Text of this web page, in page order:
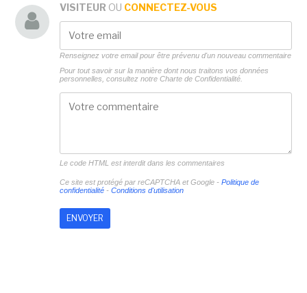
VISITEUR OU CONNECTEZ-VOUS
Renseignez votre email pour être prévenu d'un nouveau commentaire
Pour tout savoir sur la manière dont nous traitons vos données
personnelles, consultez notre Charte de Confidentialité.
Le code HTML est interdit dans les commentaires
Ce site est protégé par reCAPTCHA et Google - Politique de
confidentialité- Conditions d'utilisation